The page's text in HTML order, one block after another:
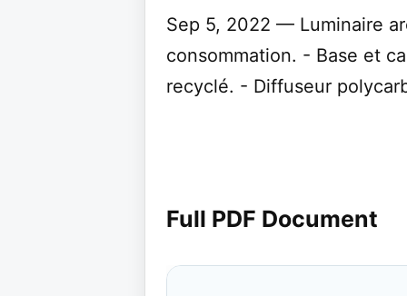
Sep 5, 2022 — Luminaire
consommation. - Base et
recyclé. - Diffuseur
Full PDF Document